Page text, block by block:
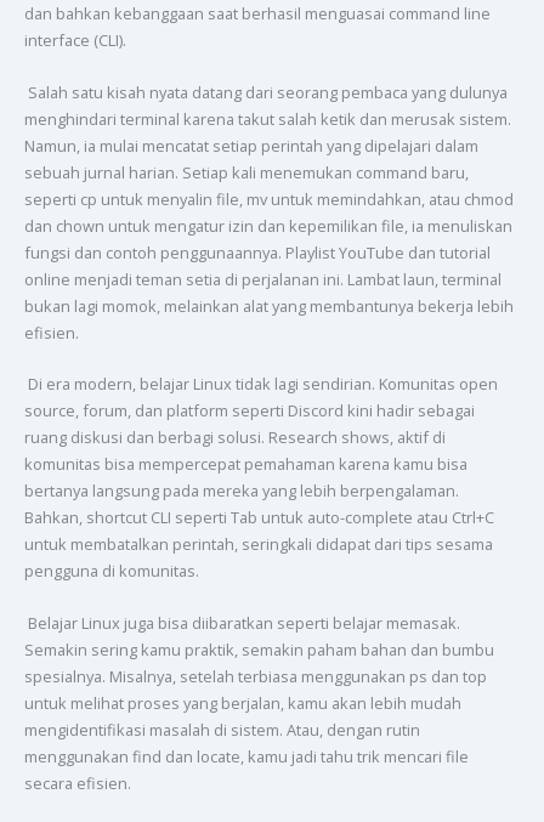
dan bahkan kebanggaan saat berhasil menguasai command line
interface (CLI).
Salah satu kisah nyata datang dari seorang pembaca yang dulunya
menghindari terminal karena takut salah ketik dan merusak sistem.
Namun, ia mulai mencatat setiap perintah yang dipelajari dalam
sebuah jurnal harian. Setiap kali menemukan command baru,
seperti cp untuk menyalin file, mv untuk memindahkan, atau chmod
dan chown untuk mengatur izin dan kepemilikan file, ia menuliskan
fungsi dan contoh penggunaannya. Playlist YouTube dan tutorial
online menjadi teman setia di perjalanan ini. Lambat laun, terminal
bukan lagi momok, melainkan alat yang membantunya bekerja lebih
efisien.
Di era modern, belajar Linux tidak lagi sendirian. Komunitas open
source, forum, dan platform seperti Discord kini hadir sebagai
ruang diskusi dan berbagi solusi. Research shows, aktif di
komunitas bisa mempercepat pemahaman karena kamu bisa
bertanya langsung pada mereka yang lebih berpengalaman.
Bahkan, shortcut CLI seperti Tab untuk auto-complete atau Ctrl+C
untuk membatalkan perintah, seringkali didapat dari tips sesama
pengguna di komunitas.
Belajar Linux juga bisa diibaratkan seperti belajar memasak.
Semakin sering kamu praktik, semakin paham bahan dan bumbu
spesialnya. Misalnya, setelah terbiasa menggunakan ps dan top
untuk melihat proses yang berjalan, kamu akan lebih mudah
mengidentifikasi masalah di sistem. Atau, dengan rutin
menggunakan find dan locate, kamu jadi tahu trik mencari file
secara efisien.